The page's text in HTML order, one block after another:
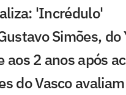
'Incrédulo'
Simões, do
aos 2 anos após
do Vasco